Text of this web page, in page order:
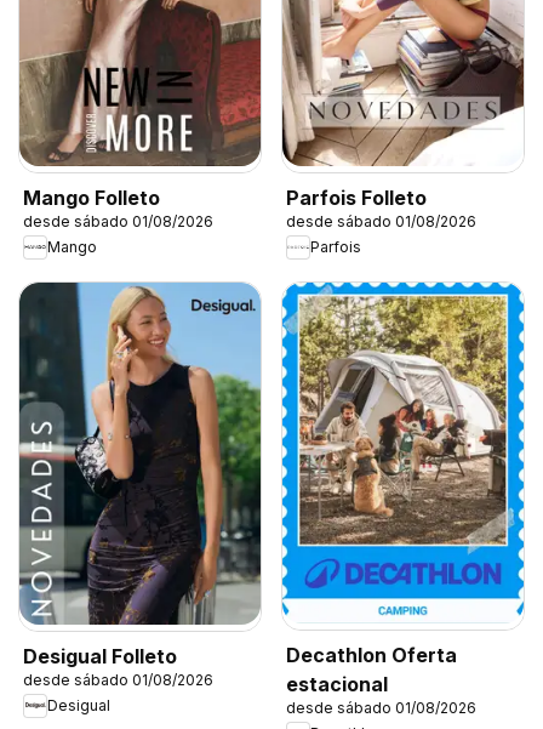
Mango Folleto
desde sábado 01/08/2026
Mango
Parfois Folleto
desde sábado 01/08/2026
Parfois
Desigual Folleto
desde sábado 01/08/2026
Desigual
Decathlon Oferta
estacional
desde sábado 01/08/2026